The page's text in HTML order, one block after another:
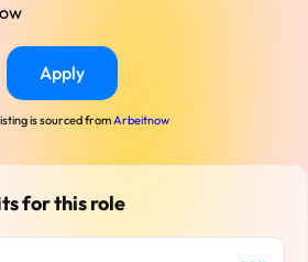
Apply
is sourced fromArbeitnow
for this role